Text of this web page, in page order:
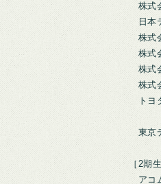
株式
日本
株式
株式
株式
株式
トヨ
東京
［2期
アコ